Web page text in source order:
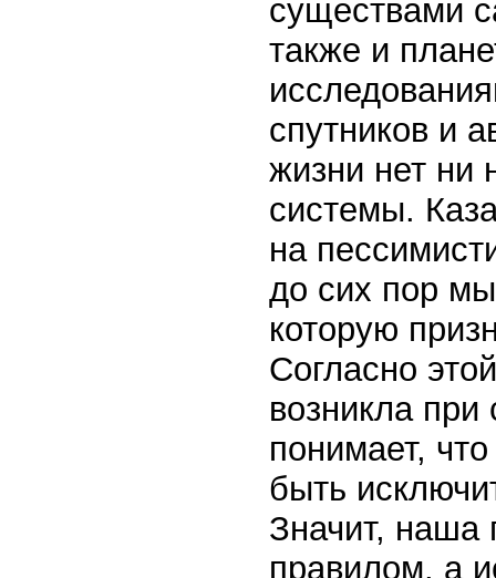
существами
также и
спутников и
жизни нет ни
системы.
на
до сих пор
которую
Согласно
возникла при
понимает,
быть
Значит, наша
правилом, а